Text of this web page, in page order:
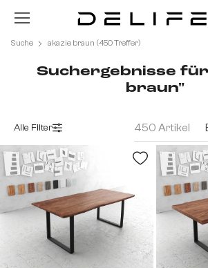
Zum Hauptinhalt springen
Suche akazie braun (450 Treffer)
Suchergebnisse
braun"
Alle Filter 450 Artikel